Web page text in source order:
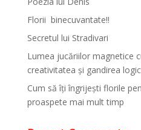
Florii binecuvantate!!
Secretul lui Stradivari
Lumea jucăriilor magnetice
creativitatea și gandirea
Cum să îți îngrijești florile
proaspete mai mult timp